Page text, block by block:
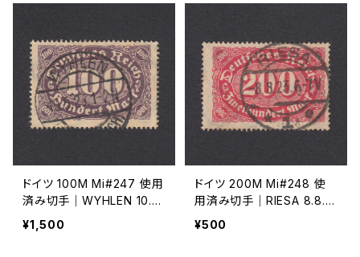
ドイツ 100M Mi#247 使用
済み切手｜WYHLEN 10.5.
1923
¥1,500
ドイツ 200M Mi#248 使
用済み切手｜RIESA 8.8.19
23
¥500